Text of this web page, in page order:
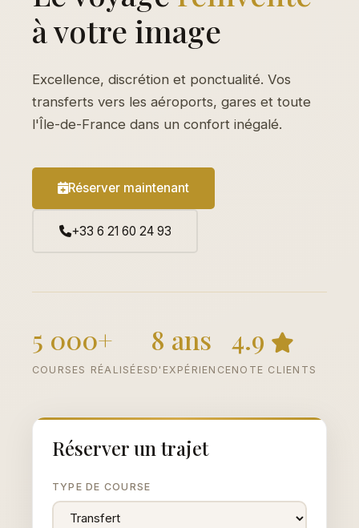
à votre image
Excellence, discrétion et ponctualité. Vos
transferts vers les aéroports, gares et toute
l'Île-de-France dans un confort inégalé.
Réserver maintenant
+33 6 21 60 24 93
5 000+
COURSES RÉALISÉES
8 ans
D'EXPÉRIENCE
4.9
NOTE CLIENTS
Réserver un trajet
TYPE DE COURSE